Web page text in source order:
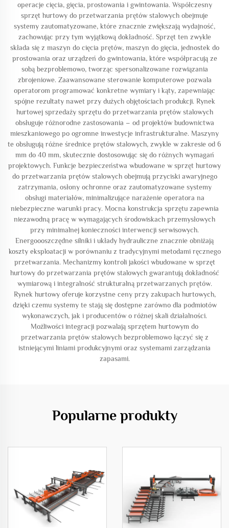
operacje cięcia, gięcia, prostowania i gwintowania. Współczesny
sprzęt hurtowy do przetwarzania prętów stalowych obejmuje
systemy zautomatyzowane, które znacznie zwiększają wydajność,
zachowując przy tym wyjątkową dokładność. Sprzęt ten zwykle
składa się z maszyn do cięcia prętów, maszyn do gięcia, jednostek do
prostowania oraz urządzeń do gwintowania, które współpracują ze
sobą bezproblemowo, tworząc spersonalizowane rozwiązania
zbrojeniowe. Zaawansowane sterowanie komputerowe pozwala
operatorom programować konkretne wymiary i kąty, zapewniając
spójne rezultaty nawet przy dużych objętościach produkcji. Rynek
hurtowej sprzedaży sprzętu do przetwarzania prętów stalowych
obsługuje różnorodne zastosowania – od projektów budownictwa
mieszkaniowego po ogromne inwestycje infrastrukturalne. Maszyny
te obsługują różne średnice prętów stalowych, zwykle w zakresie od 6
mm do 40 mm, skutecznie dostosowując się do różnych wymagań
projektowych. Funkcje bezpieczeństwa wbudowane w sprzęt hurtowy
do przetwarzania prętów stalowych obejmują przyciski awaryjnego
zatrzymania, osłony ochronne oraz zautomatyzowane systemy
obsługi materiałów, minimalizujące narażenie operatora na
niebezpieczne warunki pracy. Mocna konstrukcja sprzętu zapewnia
niezawodną pracę w wymagających środowiskach przemysłowych
przy minimalnej konieczności interwencji serwisowych.
Energoooszczędne silniki i układy hydrauliczne znacznie obniżają
koszty eksploatacji w porównaniu z tradycyjnymi metodami ręcznego
przetwarzania. Mechanizmy kontroli jakości wbudowane w sprzęt
hurtowy do przetwarzania prętów stalowych gwarantują dokładność
wymiarową i integralność strukturalną przetwarzanych prętów.
Rynek hurtowy oferuje korzystne ceny przy zakupach hurtowych,
dzięki czemu systemy te stają się dostępne zarówno dla podmiotów
wykonawczych, jak i producentów o różnej skali działalności.
Możliwości integracji pozwalają sprzętem hurtowym do
przetwarzania prętów stalowych bezproblemowo łączyć się z
istniejącymi liniami produkcyjnymi oraz systemami zarządzania
zapasami.
Popularne produkty